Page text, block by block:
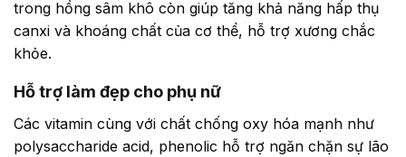
trong hồng sâm khô còn giúp tăng khả năng hấp thụ
canxi và khoáng chất của cơ thể, hỗ trợ xương chắc
khỏe.
Hỗ trợ làm đẹp cho phụ nữ
Các vitamin cùng với chất chống oxy hóa mạnh như
polysaccharide acid, phenolic hỗ trợ ngăn chặn sự lão